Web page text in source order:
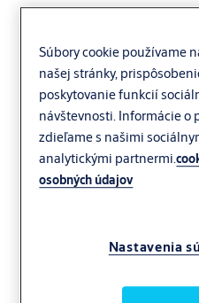
Yale U
Súbory cookie používame
našej stránky,
poskytovanie funkcií
návštevnosti. Informácie o
zdieľame s našimi
analytickými partnermi.
osobných údajov
Nastavenia